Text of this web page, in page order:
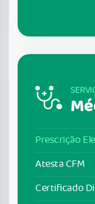
Prescrição
Atesta CFM
Certificado